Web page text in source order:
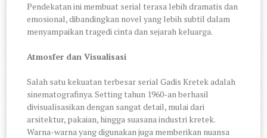
Pendekatan ini membuat serial terasa lebih dramatis dan
emosional, dibandingkan novel yang lebih subtil dalam
menyampaikan tragedi cinta dan sejarah keluarga.
Atmosfer dan Visualisasi
Salah satu kekuatan terbesar serial Gadis Kretek adalah
sinematografinya. Setting tahun 1960-an berhasil
divisualisasikan dengan sangat detail, mulai dari
arsitektur, pakaian, hingga suasana industri kretek.
Warna-warna yang digunakan juga memberikan nuansa